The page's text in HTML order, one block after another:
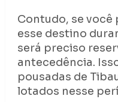
Contudo, se
esse destino
será preciso
antecedência.
pousadas de
lotados nesse